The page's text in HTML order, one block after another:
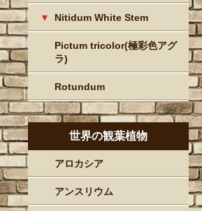
Nitidum White Stem
Pictum tricolor(極彩色アグ
ラ)
Rotundum
世界の観葉植物
アロカシア
アンスリウム